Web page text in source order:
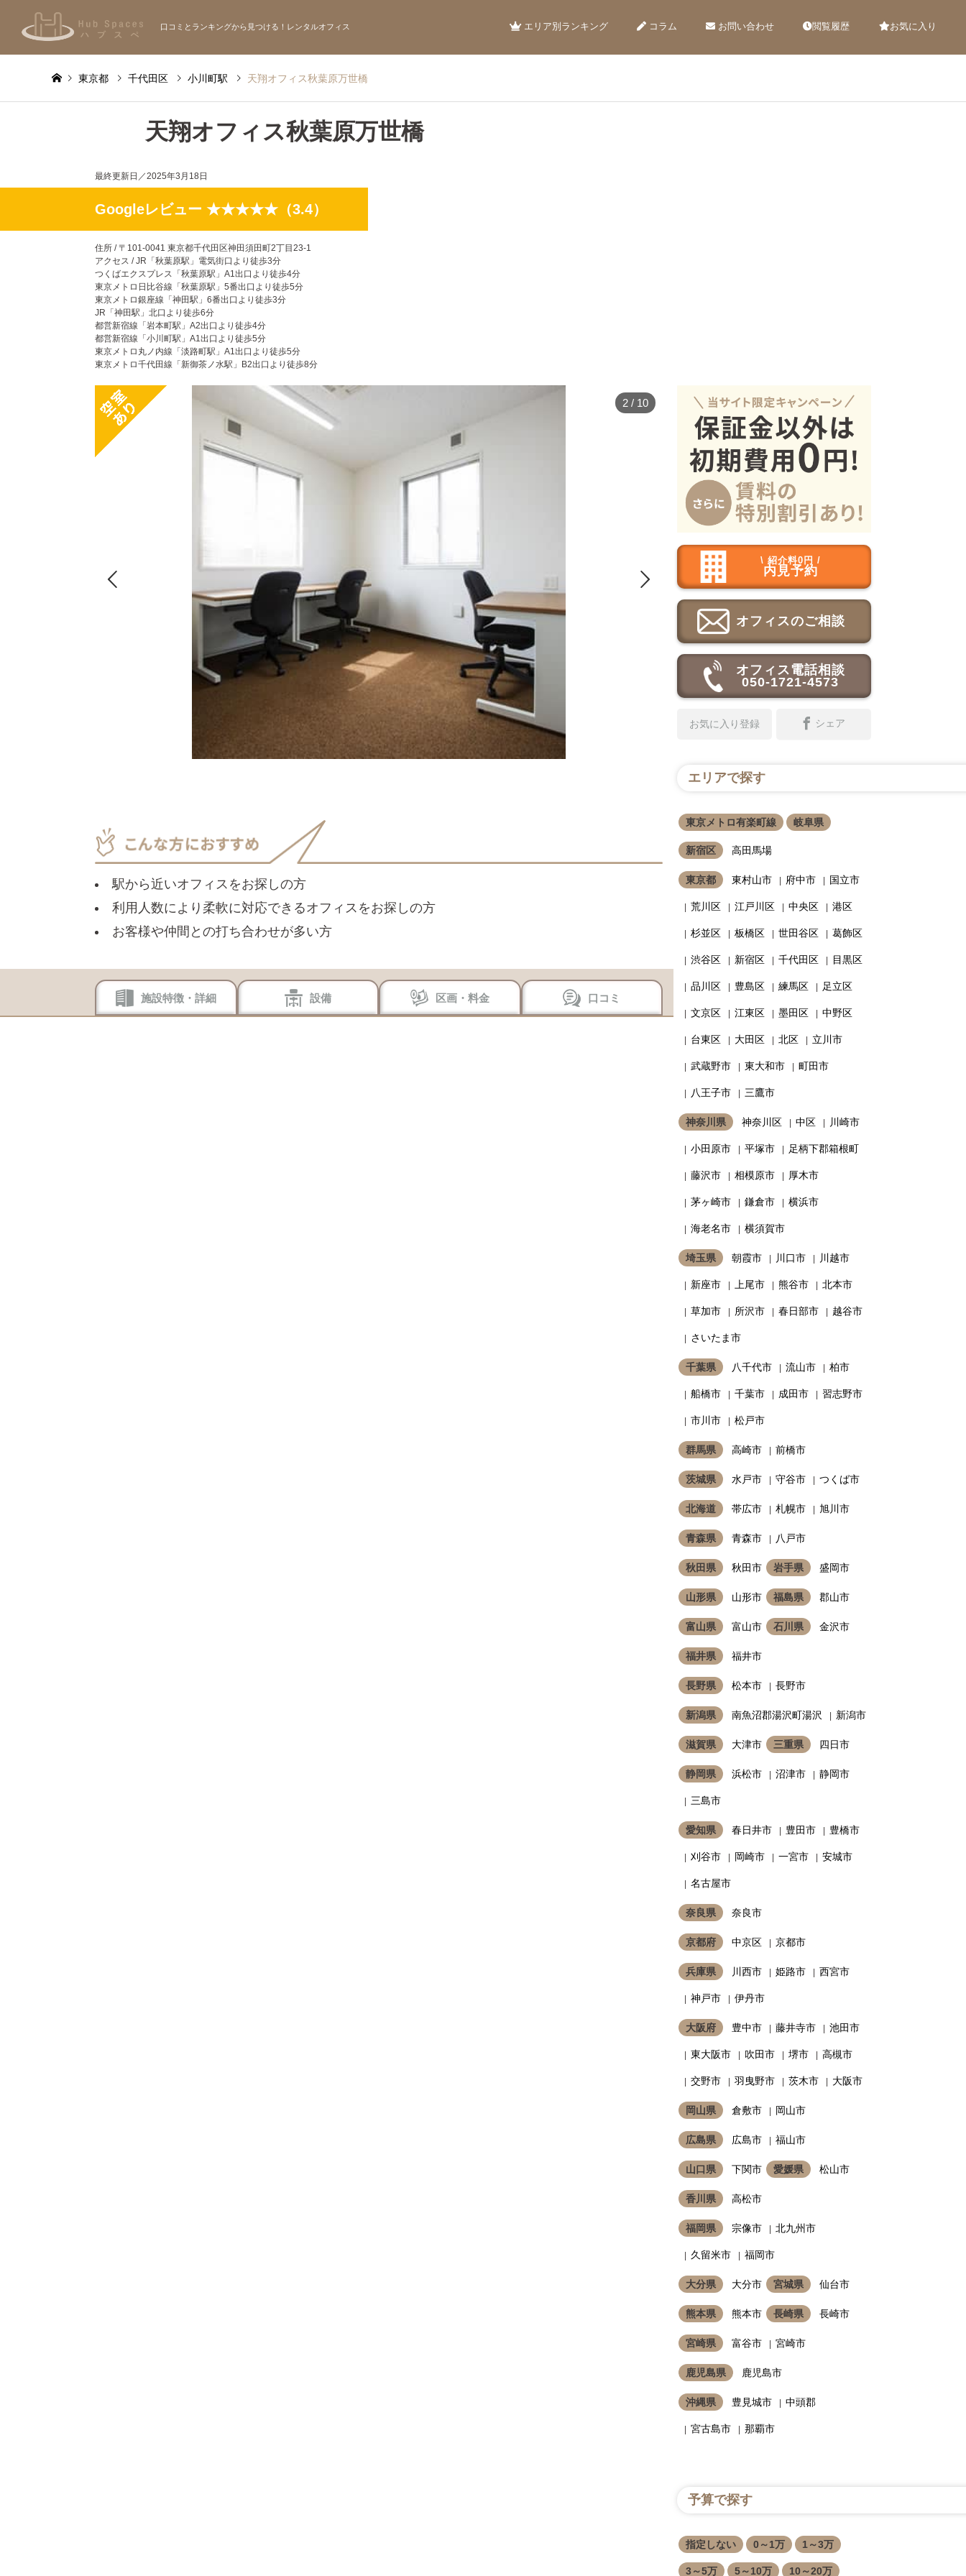
口コミとランキングから見つける！レンタルオフィス エリア別ランキング コラム お問い合わせ 閲覧履歴 お気に入り
東京都 千代田区 小川町駅 天翔オフィス秋葉原万世橋
天翔オフィス秋葉原万世橋
最終更新日／2025年3月18日
Googleレビュー ★★★★★（3.4）
住所 / 〒101-0041 東京都千代田区神田須田町2丁目23-1
アクセス / JR「秋葉原駅」電気街口より徒歩3分
つくばエクスプレス「秋葉原駅」A1出口より徒歩4分
東京メトロ日比谷線「秋葉原駅」5番出口より徒歩5分
東京メトロ銀座線「神田駅」6番出口より徒歩3分
JR「神田駅」北口より徒歩6分
都営新宿線「岩本町駅」A2出口より徒歩4分
都営新宿線「小川町駅」A1出口より徒歩5分
東京メトロ丸ノ内線「淡路町駅」A1出口より徒歩5分
東京メトロ千代田線「新御茶ノ水駅」B2出口より徒歩8分
 
2 / 10
駅から近いオフィスをお探しの方
利用人数により柔軟に対応できるオフィスをお探しの方
お客様や仲間との打ち合わせが多い方
施設特徴・詳細 設備 区画・料金 口コミ
\ 紹介料0円 /
内見予約
オフィスのご相談
オフィス電話相談
050-1721-4573
お気に入り登録 シェア
エリアで探す
東京メトロ有楽町線 岐阜県
新宿区 高田馬場
東京都 東村山市 府中市 国立市
荒川区 江戸川区 中央区 港区
杉並区 板橋区 世田谷区 葛飾区
渋谷区 新宿区 千代田区 目黒区
品川区 豊島区 練馬区 足立区
文京区 江東区 墨田区 中野区
台東区 大田区 北区 立川市
武蔵野市 東大和市 町田市
八王子市 三鷹市
神奈川県 神奈川区 中区 川崎市
小田原市 平塚市 足柄下郡箱根町
藤沢市 相模原市 厚木市
茅ヶ崎市 鎌倉市 横浜市
海老名市 横須賀市
埼玉県 朝霞市 川口市 川越市
新座市 上尾市 熊谷市 北本市
草加市 所沢市 春日部市 越谷市
さいたま市
千葉県 八千代市 流山市 柏市
船橋市 千葉市 成田市 習志野市
市川市 松戸市
群馬県 高崎市 前橋市
茨城県 水戸市 守谷市 つくば市
北海道 帯広市 札幌市 旭川市
青森県 青森市 八戸市
秋田県 秋田市 岩手県 盛岡市
山形県 山形市 福島県 郡山市
富山県 富山市 石川県 金沢市
福井県 福井市
長野県 松本市 長野市
新潟県 南魚沼郡湯沢町湯沢 新潟市
滋賀県 大津市 三重県 四日市
静岡県 浜松市 沼津市 静岡市
三島市
愛知県 春日井市 豊田市 豊橋市
刈谷市 岡崎市 一宮市 安城市
名古屋市
奈良県 奈良市
京都府 中京区 京都市
兵庫県 川西市 姫路市 西宮市
神戸市 伊丹市
大阪府 豊中市 藤井寺市 池田市
東大阪市 吹田市 堺市 高槻市
交野市 羽曳野市 茨木市 大阪市
岡山県 倉敷市 岡山市
広島県 広島市 福山市
山口県 下関市 愛媛県 松山市
香川県 高松市
福岡県 宗像市 北九州市
久留米市 福岡市
大分県 大分市 宮城県 仙台市
熊本県 熊本市 長崎県 長崎市
宮崎県 富谷市 宮崎市
鹿児島県 鹿児島市
沖縄県 豊見城市 中頭郡
宮古島市 那覇市
予算で探す
指定しない 0～1万 1～3万
3～5万 5～10万 10～20万